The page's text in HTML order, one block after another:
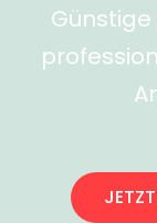
Günstige